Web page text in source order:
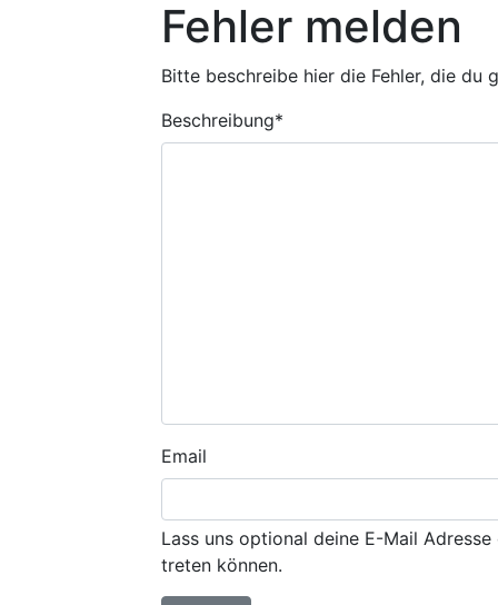
Fehler melden
Bitte beschreibe hier die Fehler, die du
Beschreibung*
Email
Lass uns optional deine E-Mail
treten können.